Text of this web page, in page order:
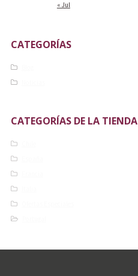
« Jul
CATEGORÍAS
CATEGORÍAS DE LA TIENDA